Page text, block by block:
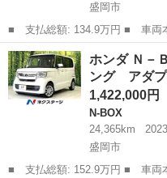
盛岡市
■ 支払総額: 134.9万円 ■ 車両本体価格： 1,275,000 円 ■ メーカ
ー名： ホンダ ■ 車種名： Ｎ
名： Ｇ・Ｌホンダセンシン
ビ バックカ...
岩手 盛岡市 N-BOX
ホンダ Ｎ－
ング アダプ
1,422,000円
N-BOX
24,365km
盛岡市
■ 支払総額: 152.9万円 ■ 車両本体価格： 1,422,000 円 ■ メーカ